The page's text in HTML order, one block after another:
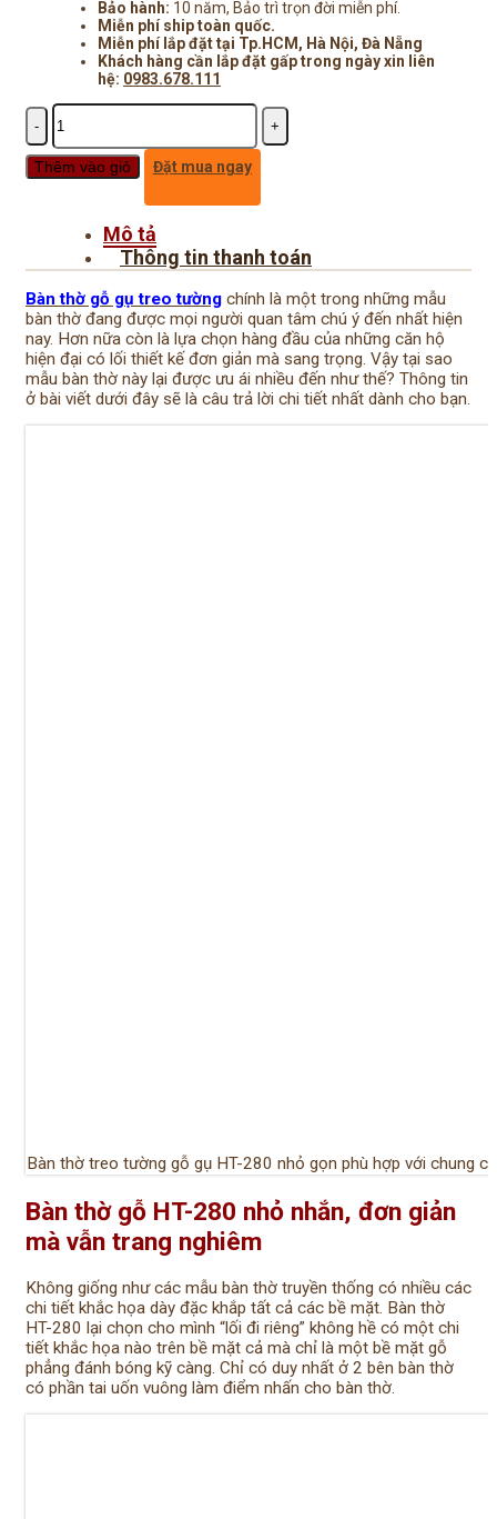
Bảo hành: 10 năm, Bảo trì trọn đời miễn phí.
Miễn phí ship toàn quốc.
Miễn phí lắp đặt tại Tp.HCM, Hà Nội, Đà Nẵng
Khách hàng cần lắp đặt gấp trong ngày xin liên
hệ: 0983.678.111
Số
lượng
Thêm vào giỏ Đặt mua ngay
Mô tả
Thông tin thanh toán
Bàn thờ gỗ gụ treo tường chính là một trong những mẫu
bàn thờ đang được mọi người quan tâm chú ý đến nhất hiện
nay. Hơn nữa còn là lựa chọn hàng đầu của những căn hộ
hiện đại có lối thiết kế đơn giản mà sang trọng. Vậy tại sao
mẫu bàn thờ này lại được ưu ái nhiều đến như thế? Thông tin
ở bài viết dưới đây sẽ là câu trả lời chi tiết nhất dành cho bạn.
Bàn thờ treo tường gỗ gụ HT-280 nhỏ gọn phù hợp với chung
Bàn thờ gỗ HT-280 nhỏ nhắn, đơn giản
mà vẫn trang nghiêm
Không giống như các mẫu bàn thờ truyền thống có nhiều các
chi tiết khắc họa dày đặc khắp tất cả các bề mặt. Bàn thờ
HT-280 lại chọn cho mình “lối đi riêng” không hề có một chi
tiết khắc họa nào trên bề mặt cả mà chỉ là một bề mặt gỗ
phẳng đánh bóng kỹ càng. Chỉ có duy nhất ở 2 bên bàn thờ
có phần tai uốn vuông làm điểm nhấn cho bàn thờ.